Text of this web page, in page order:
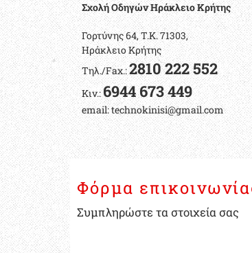
Σχολή Οδηγών Ηράκλειο Κρήτης
Γορτύνης 64, Τ.Κ. 71303,
​Ηράκλειο Κρήτης
Τηλ./Fax.:2810 222 552
Κιν.:6944 673 449
email: technokinisi@gmail.com
Φόρμα
Συμπληρώστε τα στοιχεία σας